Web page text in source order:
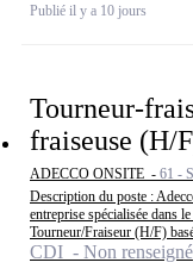
Publié il y a 10 jours
Tourneur-
fraiseuse (H/
ADECCO ONSITE - 61 -
Description du poste :
entreprise spécialisée dans
Tourneur/Fraiseur (H/F)
CDI - Non renseigné